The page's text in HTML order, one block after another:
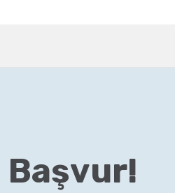
Başvur!